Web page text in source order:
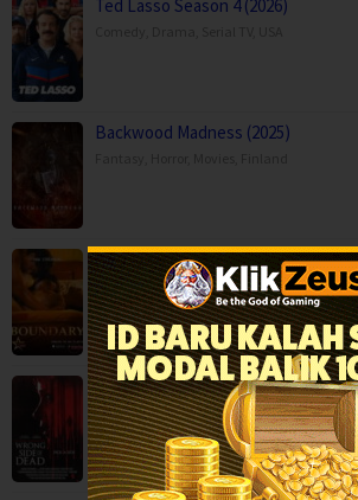
Ted Lasso Season 4 (2026)
Backwood Madness (2025)
Boundary (2026)
Movies,Romance,
Capps Crossing: Wrong Side of
Horror,Movies,Thriller,USA